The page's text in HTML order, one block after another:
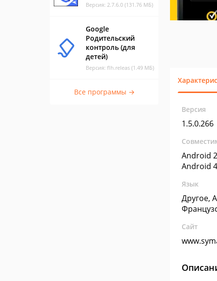
Версия: 2.7.6.0 (131.76 МБ)
Google
Родительский
контроль (для
детей)
Версия: flh.releas (1.49 МБ)
Все программы →
Версия
1.5.0.266
Android
Android
Язык
Другое,
Сайт